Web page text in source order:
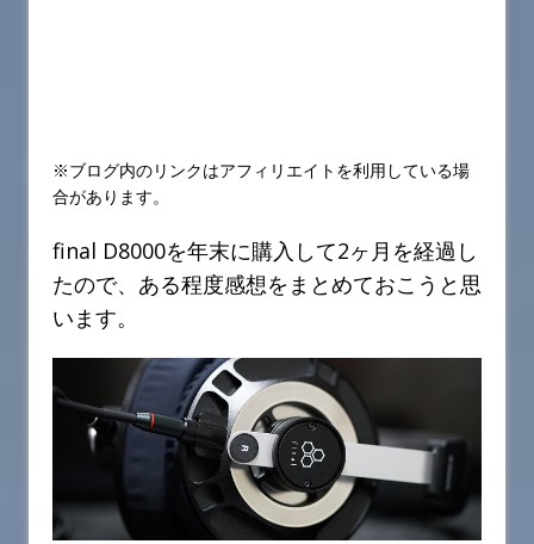
※ブログ内のリンクはアフィリエイトを利用している場
合があります。
final D8000を年末に購入して2ヶ月を経過し
たので、ある程度感想をまとめておこうと思
います。